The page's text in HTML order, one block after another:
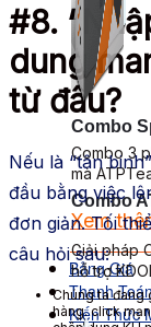
Combo
Combo 3
mà
Xem
Xem
Bảng Giá
Thanh
Kiến Thức
Combo
Giải pháp
hỗ trợ
#8.
dung
từđâu?
Nếu là “tân
đầu bằng việc
đơn giản. Tối
câu hỏi sau:
Chúng ta đang
hàng.click